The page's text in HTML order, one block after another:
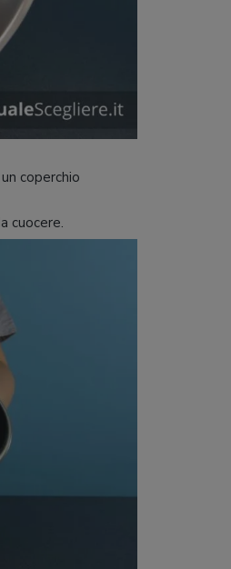
coperchio
cuocere.